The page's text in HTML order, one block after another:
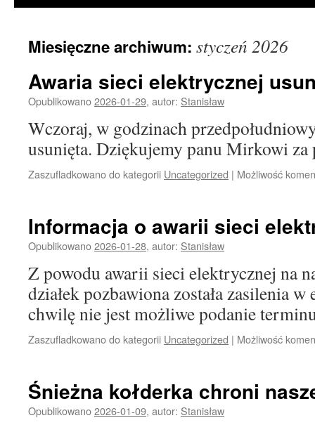
Miesięczne archiwum: styczeń 2026
Awaria sieci elektrycznej
Opublikowano2026-01-29, autor: Stanisław
Wczoraj, w godzinach
usunięta. Dziękujemy panu Mirkowi za
Zaszufladkowano do kategorii Uncategorized | Możliwość
Informacja o awarii sieci
Opublikowano2026-01-28, autor: Stanisław
Z powodu awarii sieci elektrycznej na
działek pozbawiona została zasilenia
chwilę nie jest możliwe podanie
Zaszufladkowano do kategorii Uncategorized | Możliwość
Śnieżna kołderka chroni
Opublikowano2026-01-09, autor: Stanisław